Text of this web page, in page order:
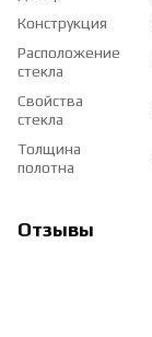
Конструкция
Расположение
стекла
Свойства
стекла
Толщина
полотна
Отзывы